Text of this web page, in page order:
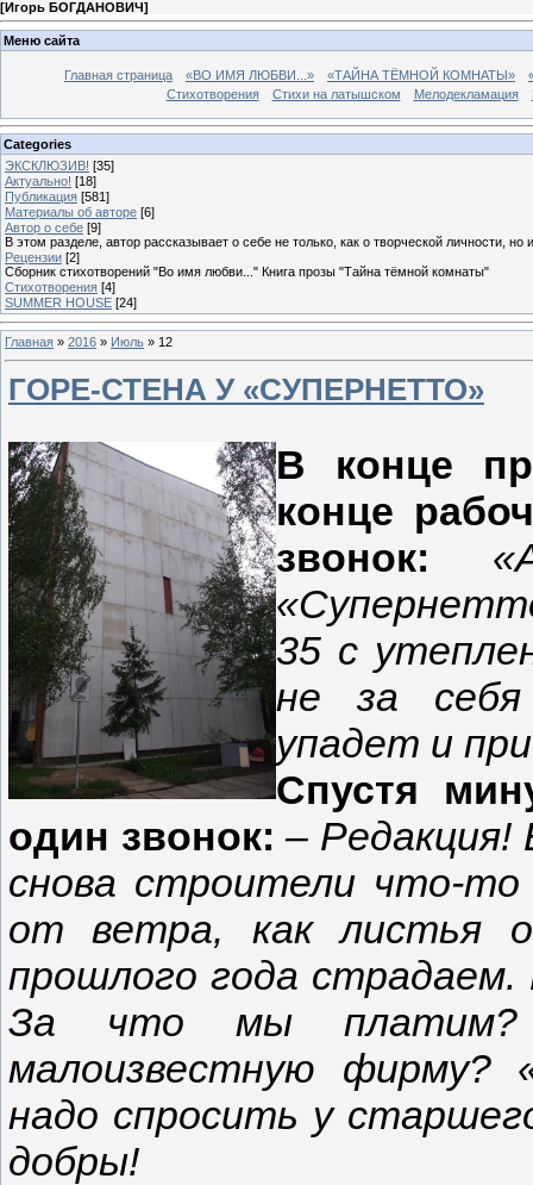
[Игорь БОГДАНОВИЧ]
Меню сайта
Главная страница «ВО ИМЯ ЛЮБВИ...» «ТАЙНА ТЁМНОЙ КОМНАТЫ»
Стихотворения
Стихи на латышском Мелодекламация
Categories
ЭКСКЛЮЗИВ! [35]
Актуально! [18]
Публикация [581]
Материалы об авторе [6]
Автор о себе [9]
В этом разделе, автор рассказывает о себе не только, как о творческой личности,
Рецензии [2]
Сборник стихотворений "Во имя любви..." Книга прозы "Тайна тёмной комнаты"
Стихотворения [4]
SUMMER HOUSE [24]
Главная » 2016 » Июль » 12
ГОРЕ-СТЕНА У «СУПЕРНЕТТО»
В конце
конце
звонок:
35 с
не за
упадет и
Спустя
один звонок:– Редакция!
снова строители что-
от ветра, как листья
прошлого года
За что мы платим?
малоизвестную
надо спросить у
добры!